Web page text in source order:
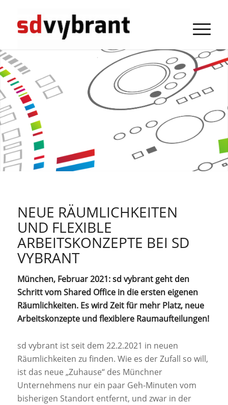
NEUE RÄUMLICHKEITEN
UND FLEXIBLE
ARBEITSKONZEPTE BEI SD
VYBRANT
München, Februar 2021: sd vybrant geht den
Schritt vom Shared Office in die ersten eigenen
Räumlichkeiten. Es wird Zeit für mehr Platz, neue
Arbeitskonzepte und flexiblere Raumaufteilungen!
sd vybrant ist seit dem 22.2.2021 in neuen
Räumlichkeiten zu finden. Wie es der Zufall so will,
ist das neue „Zuhause“ des Münchner
Unternehmens nur ein paar Geh-Minuten vom
bisherigen Standort entfernt, und zwar in der